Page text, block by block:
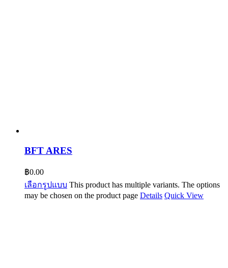
BFT ARES
฿0.00
เลือกรูปแบบ This product has multiple variants. The options
may be chosen on the product page Details Quick View